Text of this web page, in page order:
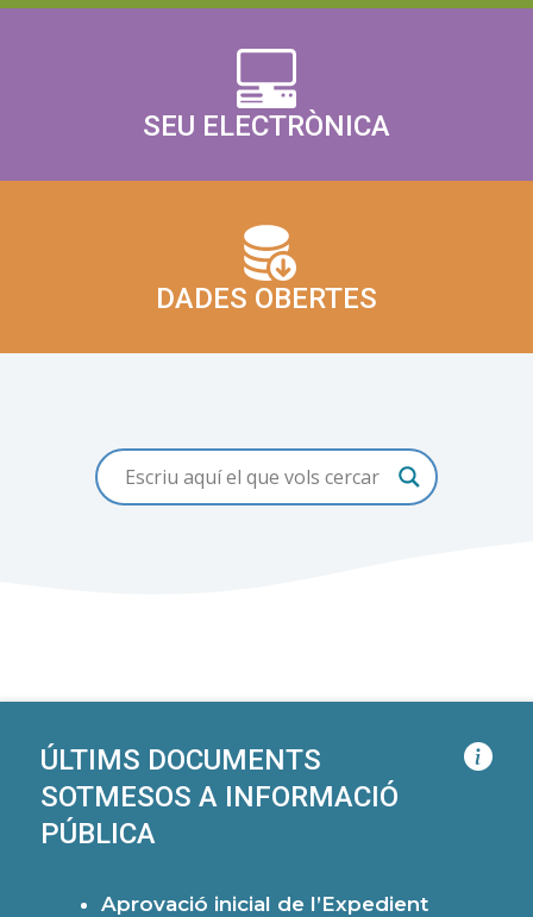
SEU ELECTRÒNICA
DADES OBERTES
ÚLTIMS DOCUMENTS
SOTMESOS A INFORMACIÓ
PÚBLICA
Aprovació inicial de l’Expedient